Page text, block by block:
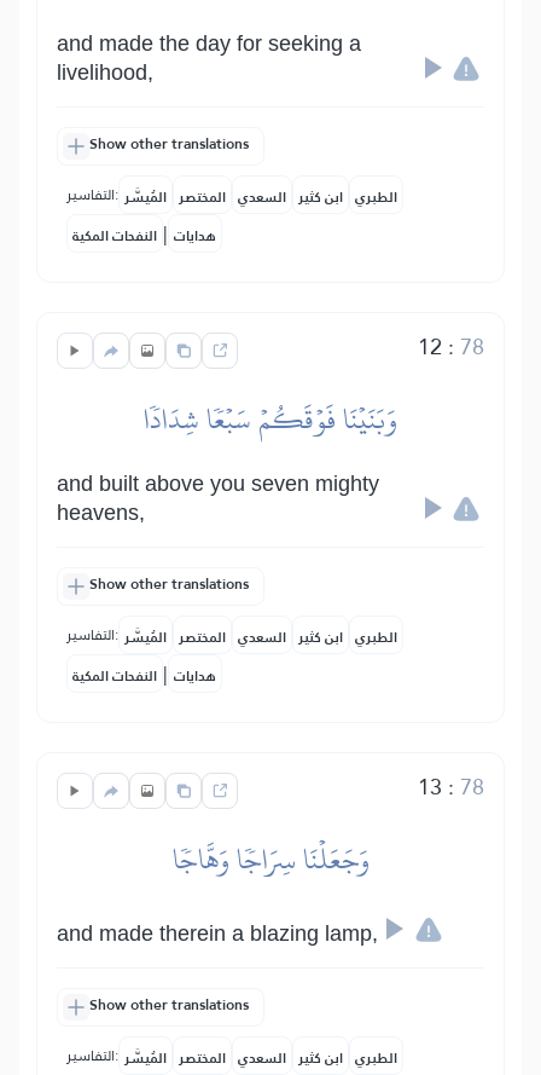
and made the day for seeking a
livelihood,
Show other translations
التفاسير: المُيسَّر المختصر السعدي ابن كثير الطبري
النفحات المكية | هدايات
12 : 78
وَبَنَيۡنَا فَوۡقَكُمۡ سَبۡعٗا شِدَادٗا
and built above you seven mighty
heavens,
Show other translations
التفاسير: المُيسَّر المختصر السعدي ابن كثير الطبري
النفحات المكية | هدايات
13 : 78
وَجَعَلۡنَا سِرَاجٗا وَهَّاجٗا
and made therein a blazing lamp,
Show other translations
التفاسير: المُيسَّر المختصر السعدي ابن كثير الطبري